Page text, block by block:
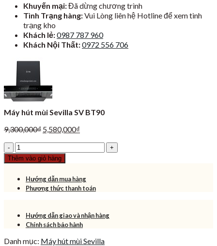
là:
9,300,000₫.
tại
là:
Khuyến mại:Đã dừng chương trình
Tình Trạng hàng:Vui Lòng liên hệ Hotline để xem tình
trạng kho
Khách lẻ:0987 787 960
Khách Nội Thất:0972 556 706
Máy hút mùi Sevilla SV BT90
9,300,000₫ Giá
9,300,000₫.
5,580,000₫
Máy
hút
mùi
SV
BT90
lượng
Thêm vào giỏ hàng
Hướng dẫn mua hàng
Phương thức thanh toán
Hướng dẫn giao và nhận hàng
Chính sách bảo hành
Danh mục: Máy hút mùi Sevilla